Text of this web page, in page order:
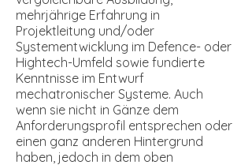
mehrjährige Erfahrung in
Projektleitung und/oder
Systementwicklung im Defence- oder
Hightech-Umfeld sowie fundierte
Kenntnisse im Entwurf
mechatronischer Systeme. Auch
wenn sie nicht in Gänze dem
Anforderungsprofil entsprechen oder
einen ganz anderen Hintergrund
haben, jedoch in dem oben